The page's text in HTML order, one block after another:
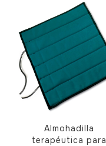
Almohadilla
terapéutica para